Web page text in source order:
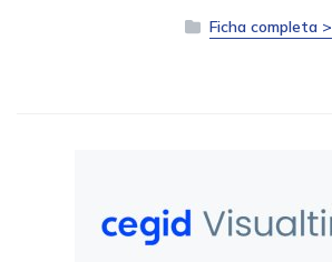
Ficha completa >